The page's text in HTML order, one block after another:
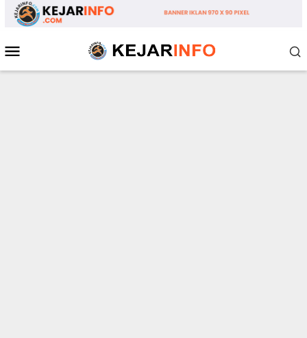
Loncat
Mobile